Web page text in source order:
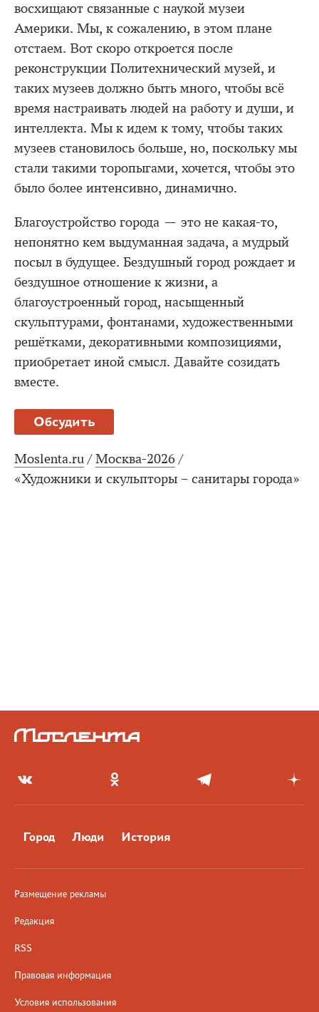
восхищают связанные с наукой музеи
Америки. Мы, к сожалению, в этом плане
отстаем. Вот скоро откроется после
реконструкции Политехнический музей, и
таких музеев должно быть много, чтобы всё
время настраивать людей на работу и души, и
интеллекта. Мы к идем к тому, чтобы таких
музеев становилось больше, но, поскольку мы
стали такими торопыгами, хочется, чтобы это
было более интенсивно, динамично.
Благоустройство города — это не какая-то,
непонятно кем выдуманная задача, а мудрый
посыл в будущее. Бездушный город рождает и
бездушное отношение к жизни, а
благоустроенный город, насыщенный
скульптурами, фонтанами, художественными
решётками, декоративными композициями,
приобретает иной смысл. Давайте созидать
вместе.
Обсудить
Moslenta.ru / Москва-2026 /
«Художники и скульпторы – санитары города»
Город Люди История
Размещение рекламы
Редакция
RSS
Правовая информация
Условия использования